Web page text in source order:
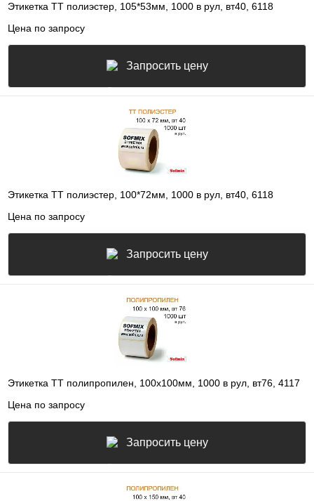
Этикетка ТТ полиэстер, 105*53мм, 1000 в рул, вт40, 6118
Цена по запросу
Запросить цену
Этикетка ТТ полиэстер, 100*72мм, 1000 в рул, вт40, 6118
Цена по запросу
Запросить цену
Этикетка ТТ полипропилен, 100х100мм, 1000 в рул, вт76, 4117
Цена по запросу
Запросить цену